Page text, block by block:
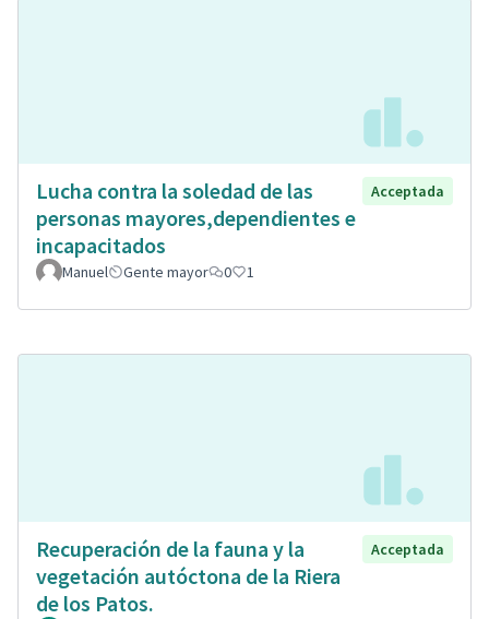
Lucha contra la soledad de las
personas mayores,dependientes e
incapacitados
Acceptada
Manuel Gente mayor 0 1
Recuperación de la fauna y la
vegetación autóctona de la Riera
de los Patos.
Acceptada